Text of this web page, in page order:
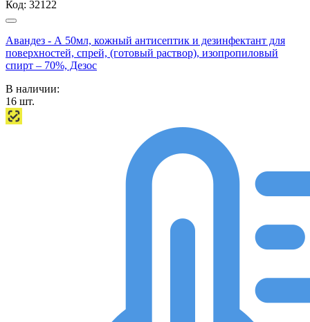
Код: 32122
Авандез - А 50мл, кожный антисептик и дезинфектант для
поверхностей, спрей, (готовый раствор), изопропиловый
спирт – 70%, Дезос
В наличии:
16 шт.